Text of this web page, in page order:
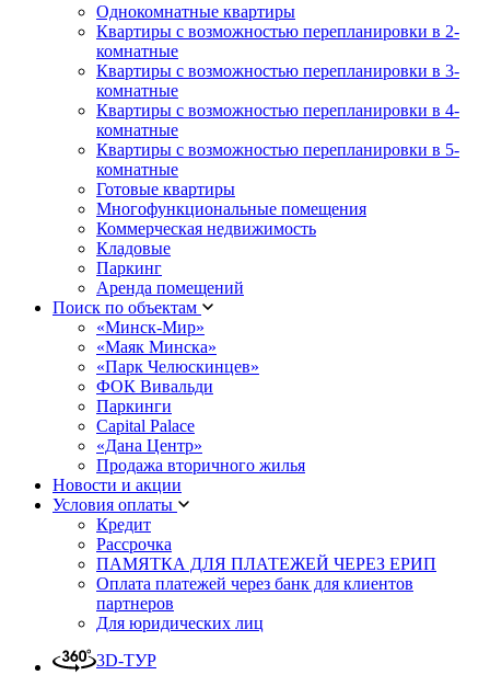
Однокомнатные квартиры
Квартиры с возможностью перепланировки в 2-
комнатные
Квартиры с возможностью перепланировки в 3-
комнатные
Квартиры с возможностью перепланировки в 4-
комнатные
Квартиры с возможностью перепланировки в 5-
комнатные
Готовые квартиры
Многофункциональные помещения
Коммерческая недвижимость
Кладовые
Паркинг
Аренда помещений
Поиск по объектам
«Минск-Мир»
«Маяк Минска»
«Парк Челюскинцев»
ФОК Вивальди
Паркинги
Capital Palace
«Дана Центр»
Продажа вторичного жилья
Новости и акции
Условия оплаты
Кредит
Рассрочка
ПАМЯТКА ДЛЯ ПЛАТЕЖЕЙ ЧЕРЕЗ ЕРИП
Оплата платежей через банк для клиентов
партнеров
Для юридических лиц
3D-ТУР